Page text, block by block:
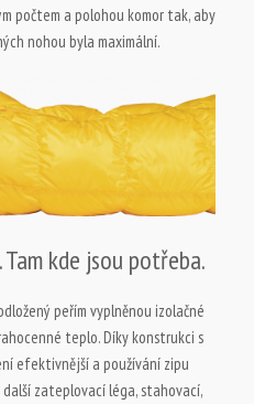
počtem a polohou komor tak, aby
nohou byla maximální.
kde jsou potřeba.
peřím vyplněnou izolačné
teplo. Díky konstrukci s
efektivnější a používání zipu
zateplovací léga, stahovací,